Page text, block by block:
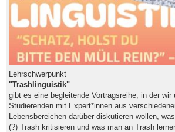
Lehrschwerpunkt
"Trashlinguistik"
gibt es eine begleitende Vortragsreihe, in der wir
Studierenden mit Expert*innen aus
Lebensbereichen darüber diskutieren wollen,
(?) Trash kritisieren und was man an Trash